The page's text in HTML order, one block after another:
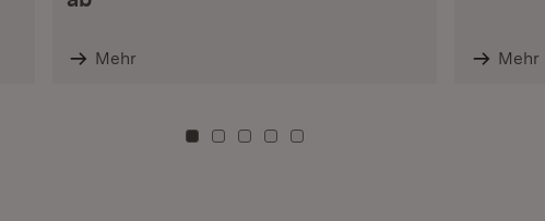
Mehr Mehr
Zu Kachel: 0
Zu Kachel: 3
Zu Kachel: 6
Zu Kachel: 9
Zu Kachel: 12